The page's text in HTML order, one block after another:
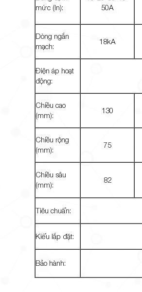
mức (In):
50A
Dòng ngắn
mạch:
18kA
Điện áp hoạt
động:
Chiều cao
(mm):
130
Chiều rộng
(mm):
75
Chiều sâu
(mm):
82
Tiêu chuẩn:
Kiểu lắp đặt:
Bảo hành: